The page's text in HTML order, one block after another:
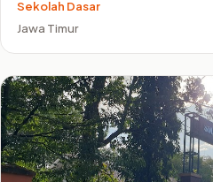
Sekolah Dasar
Jawa Timur